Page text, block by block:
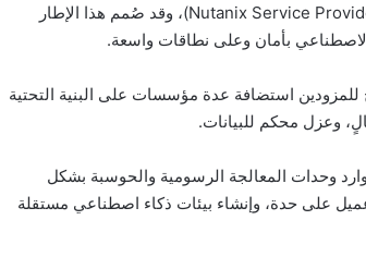
المختلفين، الذي توفره منصة “نوتانيكس لمزودي الخدمات” (Nutanix Service Provider Central)، وقد صُمم هذا الإطار
الاصطناعي بأمان وعلى نطاقات واسعة.
للمزودين استضافة عدة مؤسسات على البنية التحتية
وعزل محكم للبيانات.
وحدات المعالجة الرسومية والحوسبة بشكل
على حدة، وإنشاء بيئات ذكاء اصطناعي مستقلة